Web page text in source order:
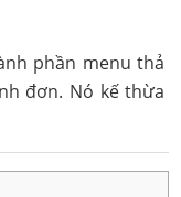
phần menu thả
đơn. Nó kế thừa